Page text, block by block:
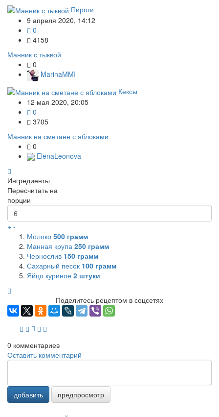
Пироги
9 апреля 2020, 14:12
0
4158
Манник с тыквой
0
MarinaMMI
Кексы
12 мая 2020, 20:05
0
3705
Манник на сметане с яблоками
0
ElenaLeonova
Ингредиенты
Пересчитать на
порции
+ -
Молоко 500 грамм
Манная крупа 250 грамм
Чернослив 150 грамм
Сахарный песок 100 грамм
Яйцо куриное 2 штуки
Поделитесь рецептом в соцсетях
0 комментариев
Оставить комментарий
добавить предпросмотр